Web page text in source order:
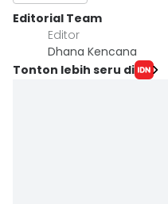
Editorial Team
Editor
Dhana Kencana
Tonton lebih seru di